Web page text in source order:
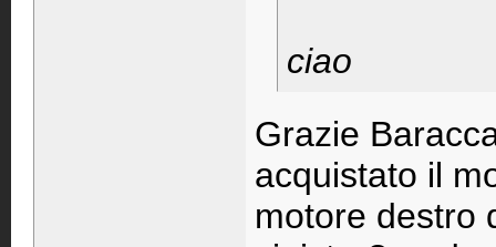
ciao
Grazie
acquistato il
motore destro